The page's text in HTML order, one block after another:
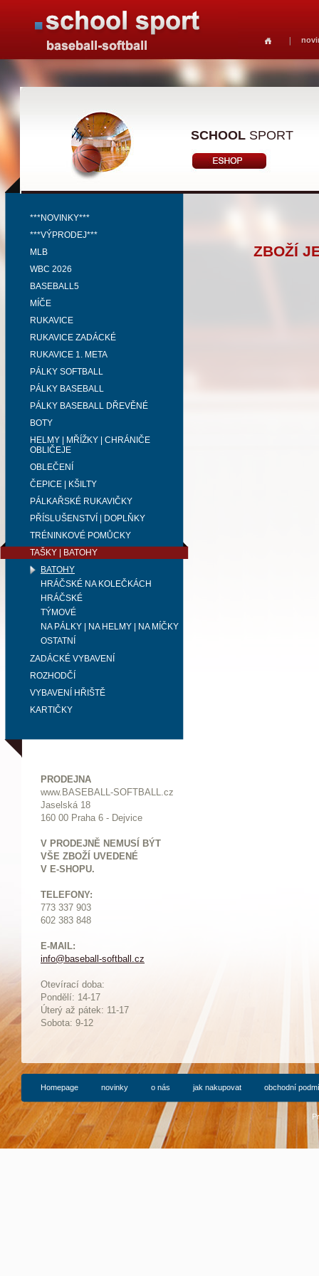
SCHOOL SPORT
***NOVINKY***
***VÝPRODEJ***
MLB
WBC 2026
BASEBALL5
MÍČE
RUKAVICE
RUKAVICE ZADÁCKÉ
RUKAVICE 1. META
PÁLKY SOFTBALL
PÁLKY BASEBALL
PÁLKY BASEBALL DŘEVĚNÉ
BOTY
HELMY | MŘÍŽKY | CHRÁNIČE
OBLIČEJE
OBLEČENÍ
ČEPICE | KŠILTY
PÁLKAŘSKÉ RUKAVIČKY
PŘÍSLUŠENSTVÍ | DOPLŇKY
TRÉNINKOVÉ POMŮCKY
TAŠKY | BATOHY
BATOHY
HRÁČSKÉ NA KOLEČKÁCH
HRÁČSKÉ
TÝMOVÉ
NA PÁLKY | NA HELMY | NA MÍČKY
OSTATNÍ
ZADÁCKÉ VYBAVENÍ
ROZHODČÍ
VYBAVENÍ HŘIŠTĚ
KARTIČKY
PRODEJNA
www.BASEBALL-SOFTBALL.cz
Jaselská 18
160 00 Praha 6 - Dejvice
V PRODEJNĚ NEMUSÍ BÝT
VŠE ZBOŽÍ UVEDENÉ
V E-SHOPU.
TELEFONY:
773 337 903
602 383 848
E-MAIL:
info@baseball-softball.cz
Otevírací doba:
Pondělí: 14-17
Úterý až pátek: 11-17
Sobota: 9-12
ZBOŽÍ
Homepage novinky o nás jak nakupovat obchodní